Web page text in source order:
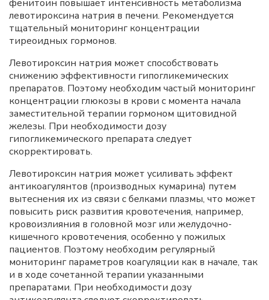
фенитоин повышает интенсивность метаболизма
левотироксина натрия в печени. Рекомендуется
тщательный мониторинг концентрации
тиреоидных гормонов.
Левотироксин натрия может способствовать
снижению эффективности гипогликемических
препаратов. Поэтому необходим частый мониторинг
концентрации глюкозы в крови с момента начала
заместительной терапии гормоном щитовидной
железы. При необходимости дозу
гипогликемического препарата следует
скорректировать.
Левотироксин натрия может усиливать эффект
антикоагулянтов (производных кумарина) путем
вытеснения их из связи с белками плазмы, что может
повысить риск развития кровотечения, например,
кровоизлияния в головной мозг или желудочно-
кишечного кровотечения, особенно у пожилых
пациентов. Поэтому необходим регулярный
мониторинг параметров коагуляции как в начале, так
и в ходе сочетанной терапии указанными
препаратами. При необходимости дозу